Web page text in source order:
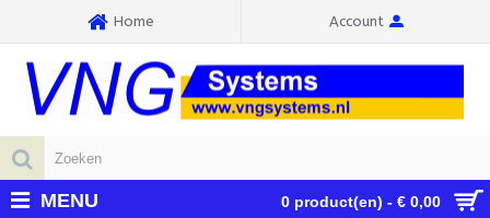
Home Account
0 product(en) - € 0,00
MENU